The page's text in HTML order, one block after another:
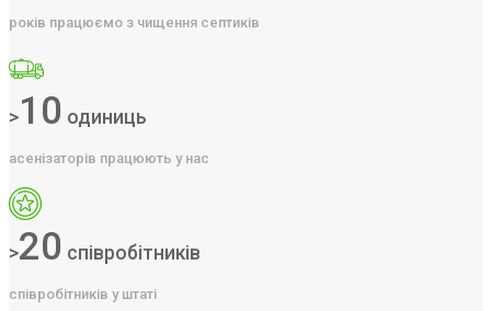
років працюємо з чищення септиків
>10 одиниць
асенізаторів працюють у нас
>20 співробітників
співробітників у штаті